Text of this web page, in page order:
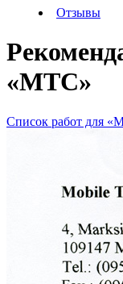
Отзывы
«МТС»
Список работ для